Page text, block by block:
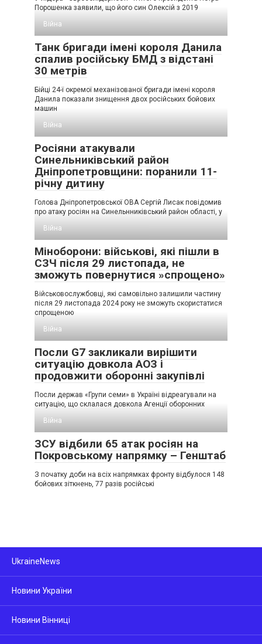
Порошенка заявили, що його син Олексій з 2019
Війна
Танк бригади імені короля Данила
спалив російську БМД з відстані
30 метрів
Бійці 24-ї окремої механізованої бригади імені короля
Данила показали знищення двох російських бойових
машин
Війна
Росіяни атакували
Синельниківський район
Дніпропетровщини: поранили 11-
річну дитину
Голова Дніпропетровської ОВА Сергій Лисак повідомив
про атаку росіян на Синельнниківський район області, у
Війна
Міноборони: військові, які пішли в
СЗЧ після 29 листопада, не
зможуть повернутися »спрощено»
Військовослужбовці, які самовільно залишили частину
після 29 листопада 2024 року не зможуть скористатися
спрощеною
Війна
Посли G7 закликали вирішити
ситуацію довкола АОЗ і
продовжити оборонні закупівлі
Посли держав «Групи семи» в Україні відреагували на
ситуацію, що склалася довкола Агенції оборонних
Війна
ЗСУ відбили 65 атак росіян на
Покровському напрямку – Генштаб
З початку доби на всіх напрямках фронту відбулося 148
бойових зіткнень, 77 разів російські
UkraineNews
Новини України
Новини Вінниці